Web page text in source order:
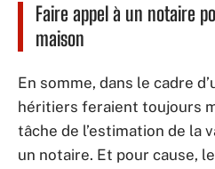
Faire appel à un notaire
maison
En somme, dans le cadre
héritiers feraient toujours
tâche de l’estimation de la
un notaire. Et pour cause,